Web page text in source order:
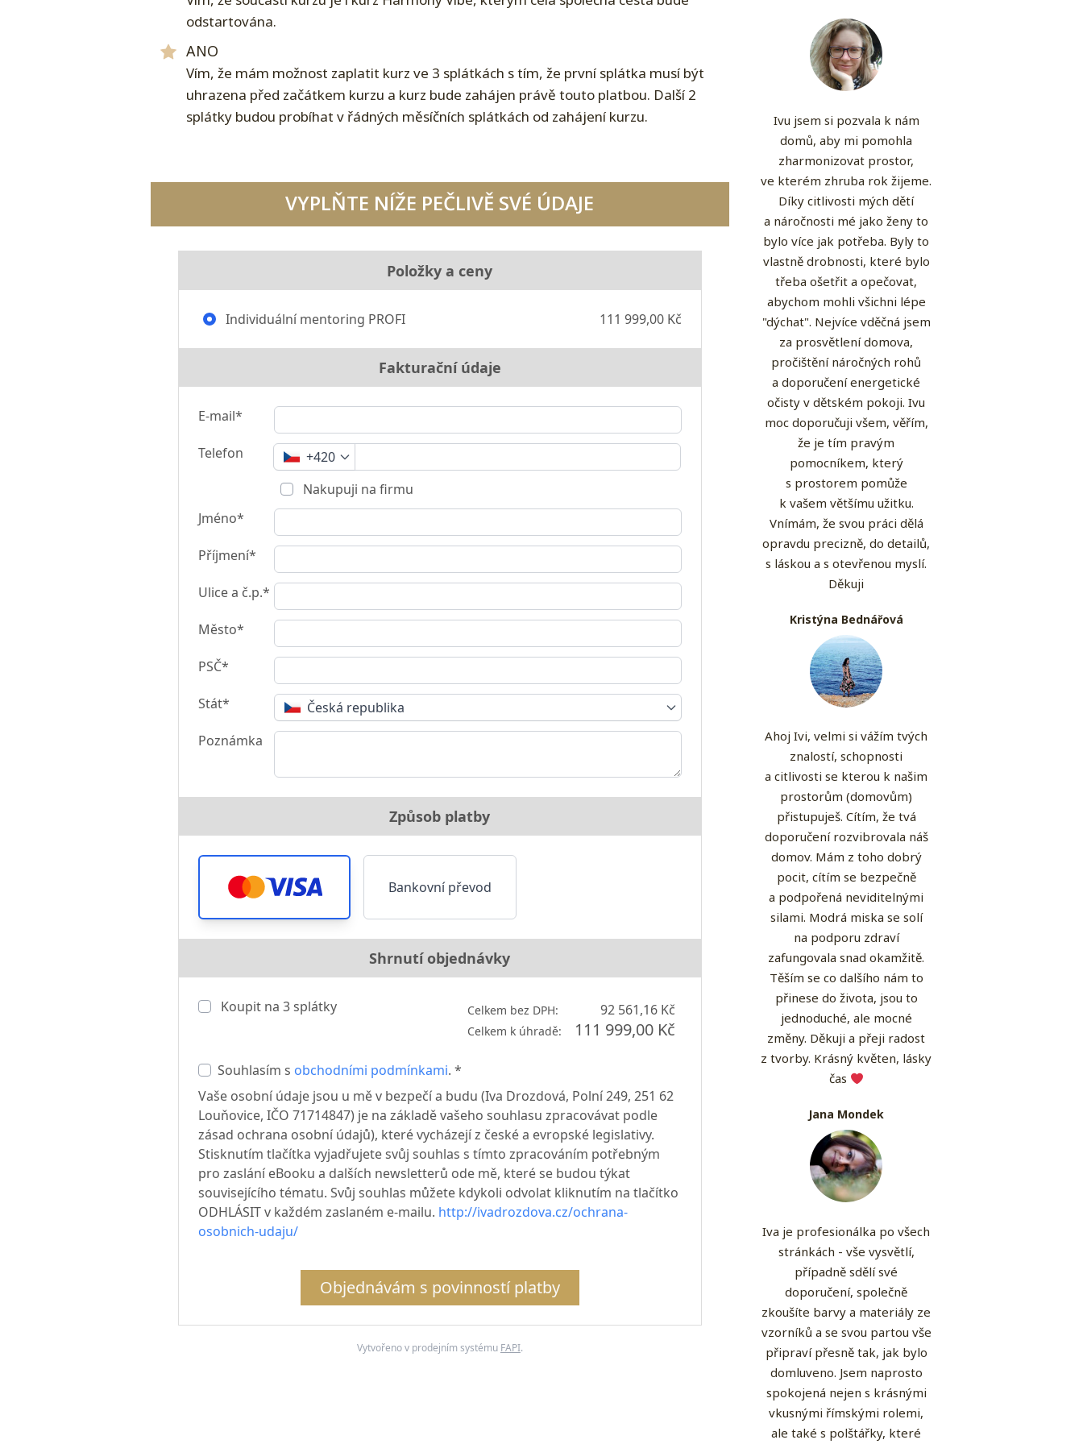
odstartována.
ANO
Vím, že mám možnost zaplatit kurz ve 3 splátkách s tím, že první splátka musí být
uhrazena před začátkem kurzu a kurz bude zahájen právě touto platbou. Další 2
splátky budou probíhat v řádných měsíčních splátkách od zahájení kurzu.
VYPLŇTE NÍŽE PEČLIVĚ SVÉ ÚDAJE
Položky a ceny
Individuální mentoring PROFI 111 999,00 Kč
Fakturační údaje
E-mail*
Telefon
+420
Nakupuji na firmu
Jméno*
Příjmení*
Ulice a č.p.*
Město*
PSČ*
Stát*
Česká republika
Poznámka
Způsob platby
Bankovní převod
Shrnutí objednávky
Koupit na 3splátky Celkem bez DPH: 92 561,16 Kč
Celkem k úhradě: 111 999,00 Kč
Souhlasím s obchodními podmínkami. *
Vaše osobní údaje jsou u mě v bezpečí a budu (Iva Drozdová, Polní 249, 251 62
Louňovice, IČO 71714847) je na základě vašeho souhlasu zpracovávat podle
zásad ochrana osobní údajů), které vycházejí z české a evropské legislativy.
Stisknutím tlačítka vyjadřujete svůj souhlas s tímto zpracováním potřebným
pro zaslání eBooku a dalších newsletterů ode mě, které se budou týkat
souvisejícího tématu. Svůj souhlas můžete kdykoli odvolat kliknutím na tlačítko
ODHLÁSIT v každém zaslaném e-mailu. http://ivadrozdova.cz/ochrana-
osobnich-udaju/
Objednávám s povinností platby
Vytvořeno v prodejním systému FAPI.
Ivu jsem si pozvala k nám
domů, aby mi pomohla
zharmonizovat prostor,
ve kterém zhruba rok žijeme.
Díky citlivosti mých dětí
a náročnosti mé jako ženy to
bylo více jak potřeba. Byly to
vlastně drobnosti, které bylo
třeba ošetřit a opečovat,
abychom mohli všichni lépe
"dýchat". Nejvíce vděčná jsem
za prosvětlení domova,
pročištění náročných rohů
a doporučení energetické
očisty v dětském pokoji. Ivu
moc doporučuji všem, věřím,
že je tím pravým
pomocníkem, který
s prostorem pomůže
k vašem většímu užitku.
Vnímám, že svou práci dělá
opravdu precizně, do detailů,
s láskou a s otevřenou myslí.
Děkuji
Kristýna Bednářová
Ahoj Ivi, velmi si vážím tvých
znalostí, schopnosti
a citlivosti se kterou k našim
prostorům (domovům)
přistupuješ. Cítím, že tvá
doporučení rozvibrovala náš
domov. Mám z toho dobrý
pocit, cítím se bezpečně
a podpořená neviditelnými
silami. Modrá miska se solí
na podporu zdraví
zafungovala snad okamžitě.
Těším se co dalšího nám to
přinese do života, jsou to
jednoduché, ale mocné
změny. Děkuji a přeji radost
z tvorby. Krásný květen, lásky
čas
Jana Mondek
Iva je profesionálka po všech
stránkách - vše vysvětlí,
případně sdělí své
doporučení, společně
zkoušíte barvy a materiály ze
vzorníků a se svou partou vše
připraví přesně tak, jak bylo
domluveno. Jsem naprosto
spokojená nejen s krásnými
vkusnými římskými rolemi,
ale také s polštářky, které